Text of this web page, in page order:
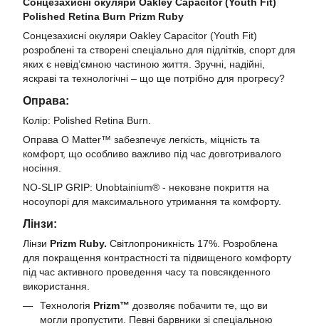
Polished Retina Burn Prizm Ruby
Сонцезахисні окуляри Oakley Capacitor (Youth Fit)
розроблені та створені спеціально для підлітків, спорт для
яких є невід’ємною частиною життя. Зручні, надійні,
яскраві та технологічні – що ще потрібно для прогресу?
Оправа:
Колір: Polished Retina Burn.
Оправа O Matter™ забезпечує легкість, міцність та
комфорт, що особливо важливо під час довготривалого
носіння.
NO-SLIP GRIP: Unobtainium® - нековзне покриття на
носоупорі для максимального утримання та комфорту.
Лінзи:
Лінзи Prizm Ruby. Світлопроникність 17%. Розроблена
для покращення контрастності та підвищеного комфорту
під час активного проведення часу та повсякденного
використання.
Технологія Prizm™ дозволяє побачити те, що ви
могли пропустити. Певні барвники зі спеціальною